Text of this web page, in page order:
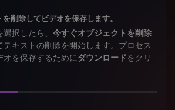
削除してビデオを保存します。
択したら、 今すぐオブジェクトを削除
テキストの削除を開始します。プロセス
オを保存するためにダウンロードをクリ